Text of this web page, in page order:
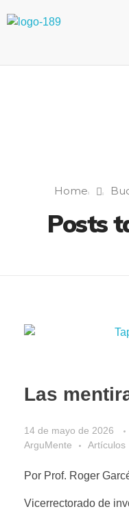
Home
Posts
Las
14 de mayo de 2026
ArguMente
Artículos
Por Prof. Roger
Vicerrectorado de